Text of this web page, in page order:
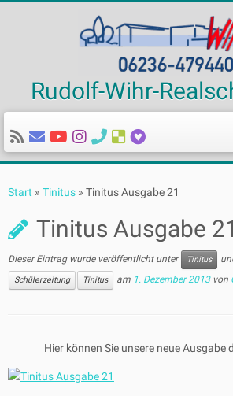
Inhalt
Rudolf-Wihr-
Start » Tinitus » Tinitus Ausgabe 21
Tinitus Ausgabe 21
Dieser Eintrag wurde veröffentlicht unter Tinitus
Schülerzeitung Tinitus am 1. Dezember 2013 von
Hier können Sie unsere neue Ausgabe